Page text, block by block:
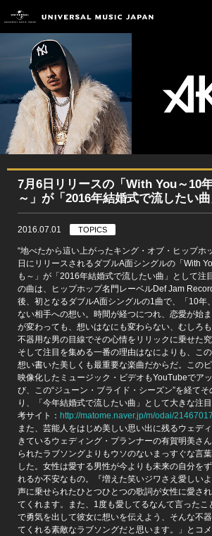
7月6日リリースの「With You～10
～」が「2016年結婚式で流したい
2016.07.01 TOPICS
“地べたから這い上がったキング・オブ・ヒップホ
日にリリースされるダブルA面シングルの「With
も～」が「2016年結婚式で流したい曲」として注
の曲は、ヒップホップ名門レーベルDef Jam
後、初となるダブルA面シングルの1曲で、「10年
ない相手への想い。時間が経つにつれ、恋愛が始
が変わっても、想いはなにも変わらない、むしろも
不器用な男の目線でその心情をリリックに乗せた究
そして注目を集める一番の理由はなによりも、こ
想い書いた美しくも最重要な楽曲だからだ。この
映像化したミュージック・ビデオもYouTubeでア
び、この“ジューン・ブライド・シーズン”を経て
り、「今年結婚式で流したい曲」として大きな注
考サイト： http://matome.naver.jp/m/odai/
また、芸能人をはじめ美しい思い出に残るウェデ
きているウェディング・プランナーの有賀明美さ
られたラブソングよりもウソのないまっすぐな言
した。女性は愛する男性が今よりも未来の自分を
れるか不安なもの。『増えた笑いジワさえ愛しい
声に乗せられたひとつひとつの歌詞が女性に愛さ
てくれます。また、1度も愛してるなんて言ったこ
で勇気を出して彼女に想いを伝えよう、そんな不
てくれる素敵なラブソングだと思います。」とコ